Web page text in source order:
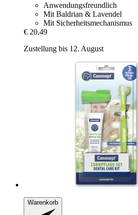
Anwendungsfreundlich
Mit Baldrian & Lavendel
Mit Sicherheitsmechanismus
€ 20,49
Zustellung bis 12. August
Warenkorb